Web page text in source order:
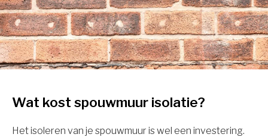
Wat kost spouwmuur isolatie?
Het isoleren van je spouwmuur is wel een investering.